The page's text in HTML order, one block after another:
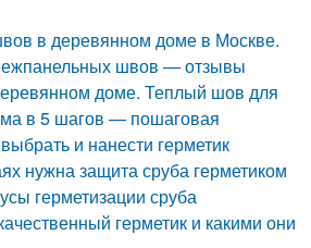
в деревянном доме в Москве.
швов — отзывы
доме. Теплый шов для
в 5 шагов — пошаговая
и нанести герметик
нужна защита сруба герметиком
герметизации сруба
герметик и какими они